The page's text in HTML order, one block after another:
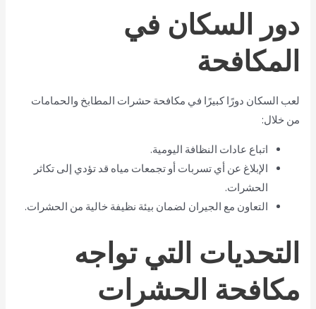
دور السكان في
المكافحة
لعب السكان دورًا كبيرًا في مكافحة حشرات المطابخ والحمامات
من خلال:
اتباع عادات النظافة اليومية.
الإبلاغ عن أي تسربات أو تجمعات مياه قد تؤدي إلى تكاثر
الحشرات.
التعاون مع الجيران لضمان بيئة نظيفة خالية من الحشرات.
التحديات التي تواجه
مكافحة الحشرات